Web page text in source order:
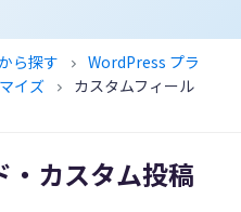
ら探す chevron_right
WordPress プラ
イズ chevron_right
カスタムフィール
・カスタム投稿